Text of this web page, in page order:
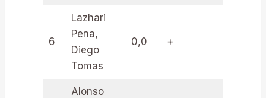
6
Lazhari
Pena,
Diego
Tomas
0,0 +
Alonso